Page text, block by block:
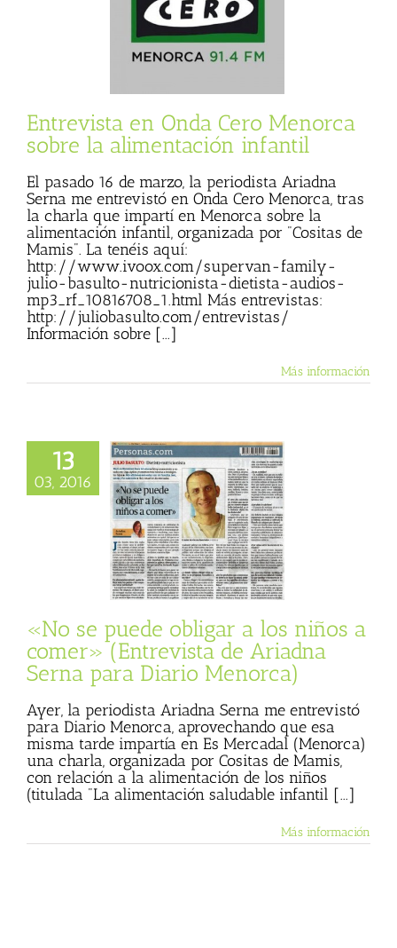
Entrevista en Onda Cero Menorca
sobre la alimentación infantil
El pasado 16 de marzo, la periodista Ariadna
Serna me entrevistó en Onda Cero Menorca, tras
la charla que impartí en Menorca sobre la
alimentación infantil, organizada por "Cositas de
Mamis". La tenéis aquí:
http://www.ivoox.com/supervan-family-
julio-basulto-nutricionista-dietista-audios-
mp3_rf_10816708_1.html Más entrevistas:
http://juliobasulto.com/entrevistas/
Información sobre [...]
Más información
13
03, 2016
obligar a los
«No se puede obligar a los niños a
comer» (Entrevista de Ariadna
Serna para Diario Menorca)
Ayer, la periodista Ariadna Serna me entrevistó
para Diario Menorca, aprovechando que esa
misma tarde impartía en Es Mercadal (Menorca)
una charla, organizada por Cositas de Mamis,
con relación a la alimentación de los niños
(titulada "La alimentación saludable infantil [...]
Más información